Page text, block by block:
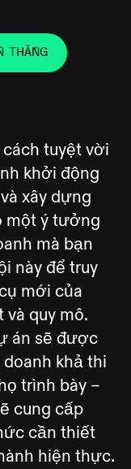
THẮNG
tuyệt vời
khởi động
xây dựng
một ý tưởng
mà bạn
này để truy
mới của
quy mô.
án sẽ được
khả thi
trình bày –
cung cấp
cần thiết
hiện thực.